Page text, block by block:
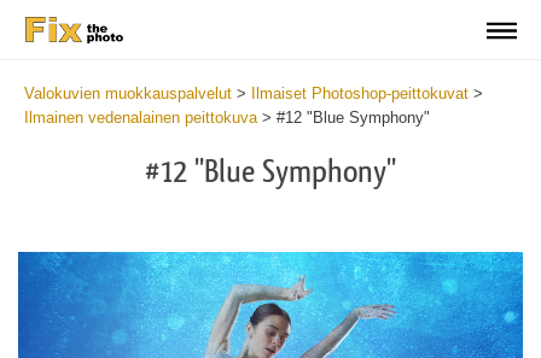
Valokuvien muokkauspalvelut > Ilmaiset Photoshop-peittokuvat >
Ilmainen vedenalainen peittokuva> #12 "Blue Symphony"
#12 "Blue Symphony"